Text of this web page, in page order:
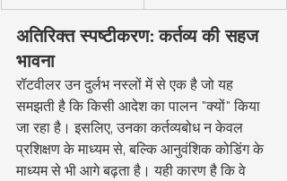
अतिरिक्त स्पष्टीकरण: कर्तव्य की सहज
भावना
रॉटवीलर उन दुर्लभ नस्लों में से एक है जो यह
समझती है कि किसी आदेश का पालन "क्यों" किया
जा रहा है। इसलिए, उनका कर्तव्यबोध न केवल
प्रशिक्षण के माध्यम से, बल्कि आनुवंशिक कोडिंग के
माध्यम से भी आगे बढ़ता है। यही कारण है कि वे